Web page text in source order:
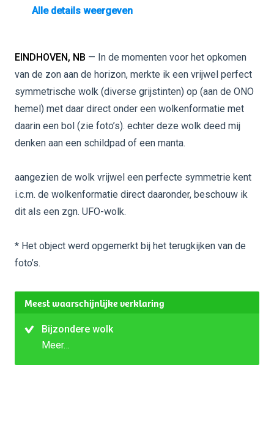
Alle details weergeven
EINDHOVEN, NB — In de momenten voor het opkomen
van de zon aan de horizon, merkte ik een vrijwel perfect
symmetrische wolk (diverse grijstinten) op (aan de ONO
hemel) met daar direct onder een wolkenformatie met
daarin een bol (zie foto’s). echter deze wolk deed mij
denken aan een schildpad of een manta.
aangezien de wolk vrijwel een perfecte symmetrie kent
i.c.m. de wolkenformatie direct daaronder, beschouw ik
dit als een zgn. UFO-wolk.
* Het object werd opgemerkt bij het terugkijken van de
foto’s.
Meest waarschijnlijke verklaring
Bijzondere wolk
Meer…